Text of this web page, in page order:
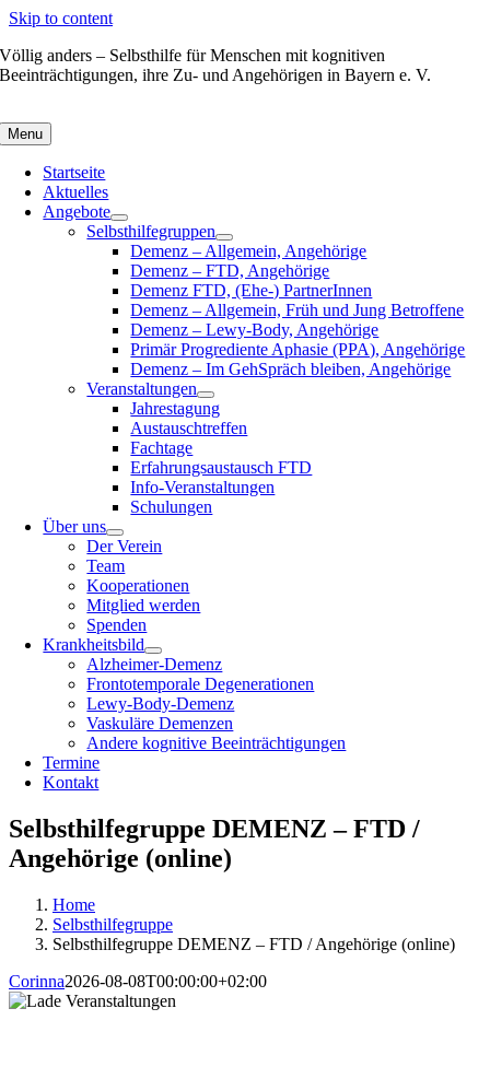
Skip to content
Völlig anders – Selbsthilfe für Menschen mit kognitiven
Beeinträchtigungen, ihre Zu- und Angehörigen in Bayern e. V.
Menu
Startseite
Aktuelles
Angebote
Selbsthilfegruppen
Demenz – Allgemein, Angehörige
Demenz – FTD, Angehörige
Demenz FTD, (Ehe-) PartnerInnen
Demenz – Allgemein, Früh und Jung Betroffene
Demenz – Lewy-Body, Angehörige
Primär Progrediente Aphasie (PPA), Angehörige
Demenz – Im GehSpräch bleiben, Angehörige
Veranstaltungen
Jahrestagung
Austauschtreffen
Fachtage
Erfahrungsaustausch FTD
Info-Veranstaltungen
Schulungen
Über uns
Der Verein
Team
Kooperationen
Mitglied werden
Spenden
Krankheitsbild
Alzheimer-Demenz
Frontotemporale Degenerationen
Lewy-Body-Demenz
Vaskuläre Demenzen
Andere kognitive Beeinträchtigungen
Termine
Kontakt
Selbsthilfegruppe DEMENZ – FTD /
Angehörige (online)
Home
Selbsthilfegruppe
Selbsthilfegruppe DEMENZ – FTD / Angehörige (online)
Corinna2026-08-08T00:00:00+02:00